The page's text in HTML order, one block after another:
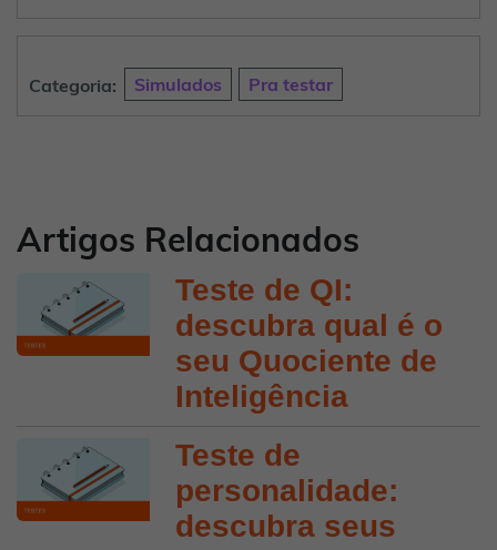
Categoria: Simulados Pra testar
Artigos Relacionados
Teste de QI:
descubra qual é o
seu Quociente de
Inteligência
Teste de
personalidade:
descubra seus